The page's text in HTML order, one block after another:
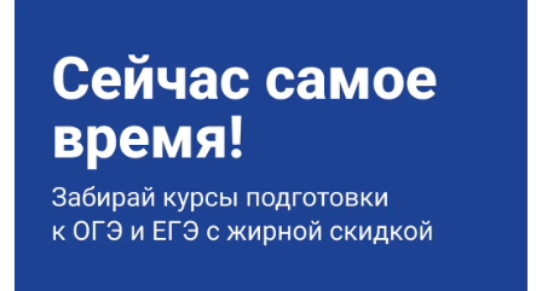
порицает государственное
насилие и отсутствие
внутренней
ответственности человека
за совершаемые поступки.